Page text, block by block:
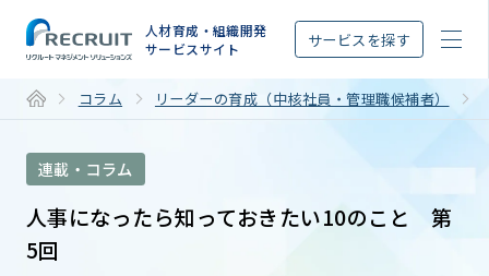
人材育成・組織開発
サービスサイト
サービスを探す
コラム リーダーの育成（中核社員・管理職候補者）
連載・コラム
人事になったら知っておきたい10のこと 第
5回